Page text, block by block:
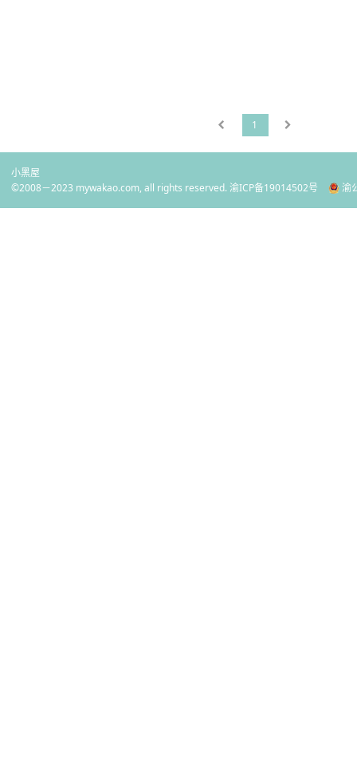
1
小黑屋
©2008－2023 mywakao.com, all rights reserved.渝ICP备19014502号 渝